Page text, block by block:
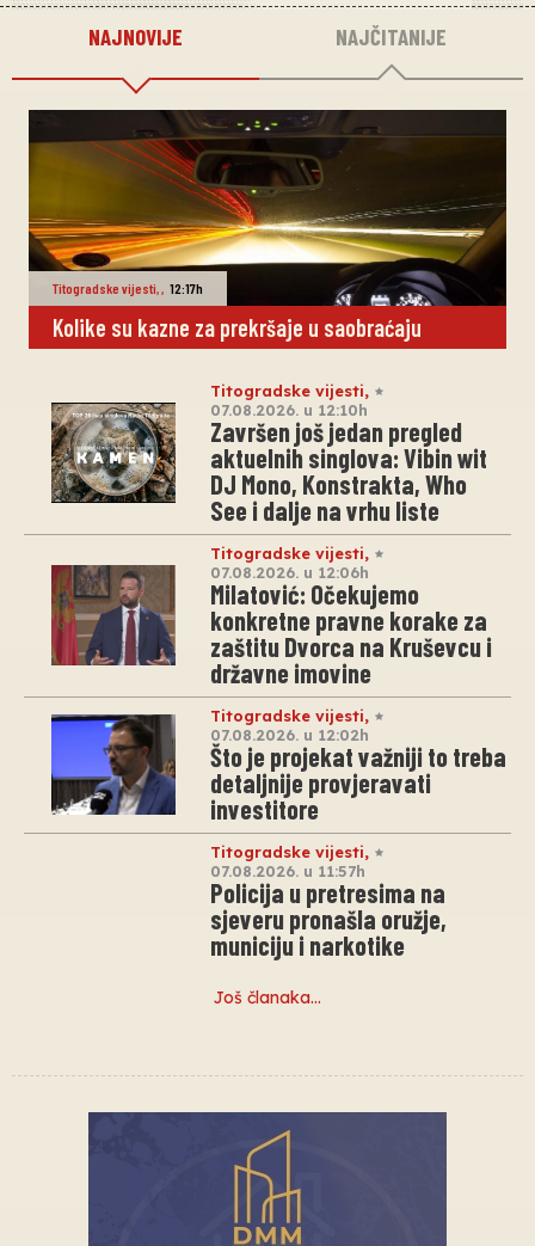
NAJNOVIJE NAJČITANIJE
Titogradske vijesti 12:17h
Kolike su kazne za prekršaje u saobraćaju
Titogradske vijesti,
07.08.2026. u 12:10h
Završen još jedan pregled
aktuelnih singlova: Vibin wit
DJ Mono, Konstrakta, Who
See i dalje na vrhu liste
Titogradske vijesti,
07.08.2026. u 12:06h
Milatović: Očekujemo
konkretne pravne korake za
zaštitu Dvorca na Kruševcu i
državne imovine
Titogradske vijesti,
07.08.2026. u 12:02h
Što je projekat važniji to treba
detaljnije provjeravati
investitore
Titogradske vijesti,
07.08.2026. u 11:57h
Policija u pretresima na
sjeveru pronašla oružje,
municiju i narkotike
Još članaka…